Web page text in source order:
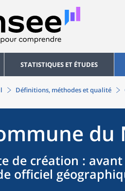
STATISTIQUES ET ÉTUDES
Définitions, méthodes et qualité
du
de création :
officiel